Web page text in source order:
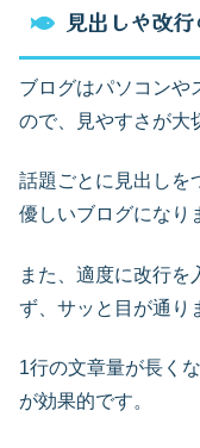
見出しや改
ブログはパソコンや
ので、見やすさが大
話題ごとに見出しを
優しいブログになり
また、適度に改行を
ず、サッと目が通り
1行の文章量が長く
が効果的です。